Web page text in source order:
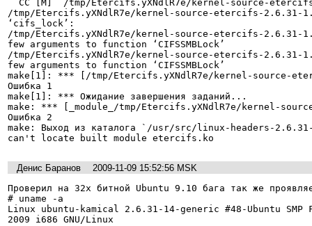
/tmp/Etercifs.yXNdlR7e/kernel-source-etercifs-
‘cifs_lock’:
/tmp/Etercifs.yXNdlR7e/kernel-source-etercifs-
few arguments to function ‘CIFSSMBLock’
/tmp/Etercifs.yXNdlR7e/kernel-source-etercifs-
few arguments to function ‘CIFSSMBLock’
make[1]: *** [/tmp/Etercifs.yXNdlR7e/kernel-source-
Ошибка 1
make[1]: *** Ожидание завершения заданий...
make: *** [_module_/tmp/Etercifs.yXNdlR7e/kernel-
Ошибка 2
make: Выход из каталога `/usr/src/linux-headers-
can't locate built module etercifs.ko
Денис Баранов
2009-11-09 15:52:56 MSK
Проверил на 32х битной Ubuntu 9.10 бага так же
# uname -a
Linux ubuntu-kamical 2.6.31-14-generic #48-Ubuntu SMP
2009 i686 GNU/Linux